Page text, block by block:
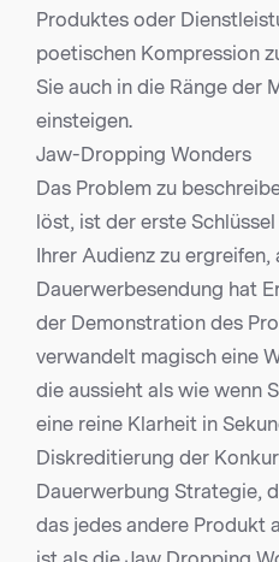
Produktes oder
poetischen Kompression
Sie auch in die Ränge der
einsteigen.
Jaw-Dropping Wonders
Das Problem zu
löst, ist der erste
Ihrer Audienz zu
Dauerwerbesendung hat
der Demonstration des
verwandelt magisch eine
die aussieht als wie wenn
eine reine Klarheit in
Diskreditierung der
Dauerwerbung Strategie,
das jedes andere Produkt